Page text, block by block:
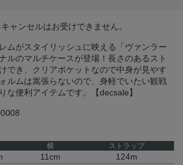
ャンセルはお受けできません。
ムがスタイリッシュに映える「ヴァンラー
ルのマルチケースが登場！長さのあるスト
でき、クリアポケットなので中身が見やす
ルムは嵩張らないので、身軽でいたい観戦
な便利アイテムです。【decsale】
横 ストラップ
11cm 124m